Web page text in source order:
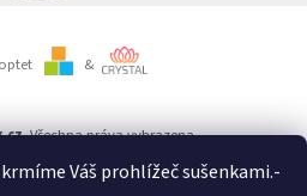
Váš prohlížeč sušenkami.-
&
. Všechna práva vyhrazena.